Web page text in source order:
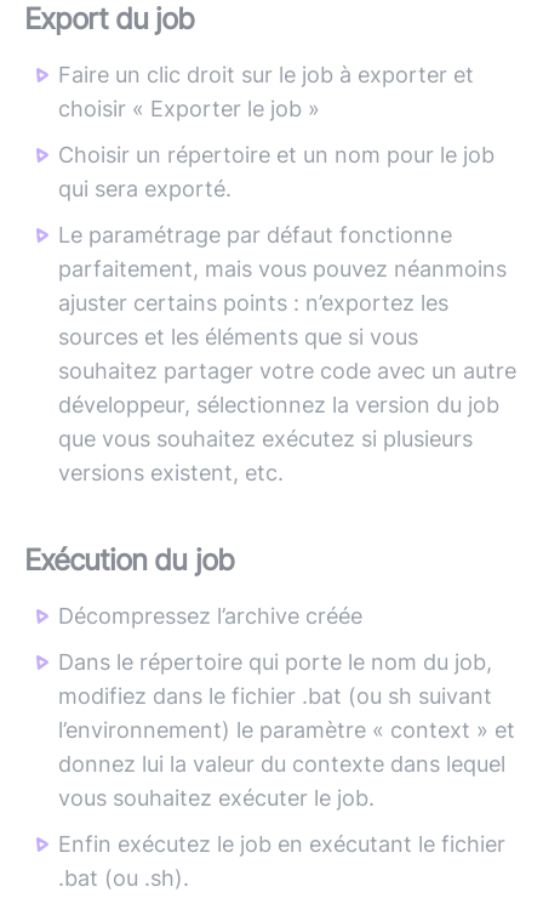
Export du job
Faire un clic droit sur le job à exporter et
choisir « Exporter le job »
Choisir un répertoire et un nom pour le job
qui sera exporté.
Le paramétrage par défaut fonctionne
parfaitement, mais vous pouvez néanmoins
ajuster certains points : n’exportez les
sources et les éléments que si vous
souhaitez partager votre code avec un autre
développeur, sélectionnez la version du job
que vous souhaitez exécutez si plusieurs
versions existent, etc.
Exécution du job
Décompressez l’archive créée
Dans le répertoire qui porte le nom du job,
modifiez dans le fichier .bat (ou sh suivant
l’environnement) le paramètre « context » et
donnez lui la valeur du contexte dans lequel
vous souhaitez exécuter le job.
Enfin exécutez le job en exécutant le fichier
.bat (ou .sh).